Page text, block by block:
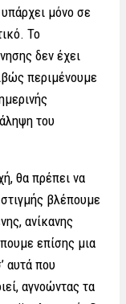
μόνο σε
Το
δεν έχει
περιμένουμε
του
θα πρέπει να
στιγμής βλέπουμε
ανίκανης
επίσης μια
αυτά που
αγνοώντας τα